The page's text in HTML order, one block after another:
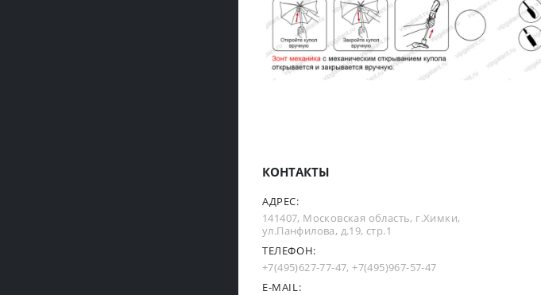
КОНТАКТЫ
АДРЕС:
141407, Московская область, г.Химки,
ул.Панфилова, д.19, стр.1
ТЕЛЕФОН:
+7(495)627-77-47,+7(495)967-57-47
E-MAIL: